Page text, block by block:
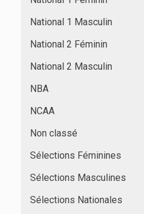
National 1 Masculin
National 2 Féminin
National 2 Masculin
NBA
NCAA
Non classé
Sélections Féminines
Sélections Masculines
Sélections Nationales